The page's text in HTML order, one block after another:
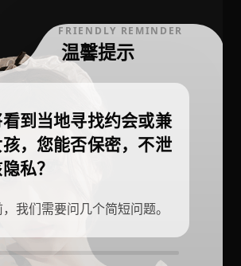
FRIENDLY REMINDER
温馨提示
到当地寻找约会或兼
，您能否保密，不泄
私？
我们需要问几个简短问题。